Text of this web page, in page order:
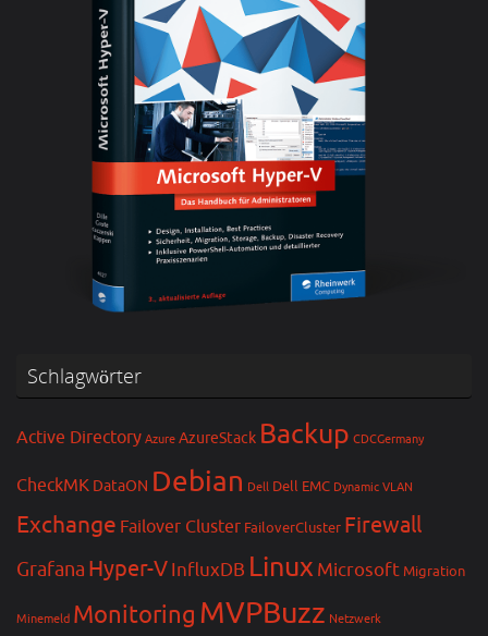
Schlagwörter
Active Directory Azure AzureStack Backup CDCGermany
CheckMK DataON Debian Dell Dell EMC Dynamic VLAN
Exchange Failover Cluster FailoverCluster Firewall
Grafana Hyper-VInfluxDB Linux Microsoft Migration
Minemeld Monitoring MVPBuzz Netzwerk